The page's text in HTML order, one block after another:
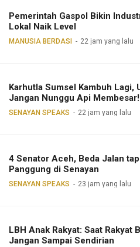
Pemerintah Gaspol Bikin
Lokal Naik Level
MANUSIA BERDASI 22 jam yang lalu
Karhutla Sumsel Kambuh Lagi,
Jangan Nunggu Api Membesar!
SENAYAN SPEAKS 22 jam yang lalu
4 Senator Aceh, Beda Jalan
Panggung di Senayan
SENAYAN SPEAKS 23 jam yang lalu
LBH Anak Rakyat: Saat Rakyat
Jangan Sampai Sendirian